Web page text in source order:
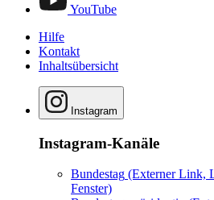
YouTube
Hilfe
Kontakt
Inhaltsübersicht
Instagram
Instagram-Kanäle
Bundestag (Externer Link,
Fenster)